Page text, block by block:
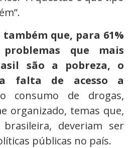
que, para 61%
que mais
são a pobreza, o
falta de acesso a
consumo de drogas,
organizado, temas que,
deveriam ser
públicas no país.